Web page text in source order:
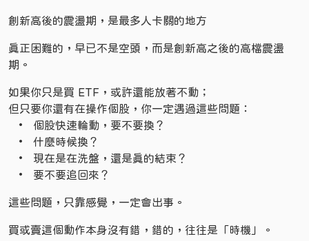
創新高後的震盪期，是最多人卡關的地方
真正困難的，早已不是空頭，而是創新高之後的高檔震盪
期。
如果你只是買 ETF，或許還能放著不動；
但只要你還有在操作個股，你一定遇過這些問題：
• 個股快速輪動，要不要換？
• 什麼時候換？
• 現在是在洗盤，還是真的結束？
• 要不要追回來？
這些問題，只靠感覺，一定會出事。
買或賣這個動作本身沒有錯，錯的，往往是「時機」。